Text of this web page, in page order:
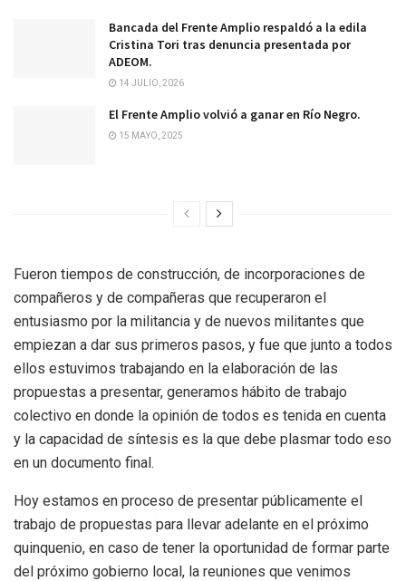
Bancada del Frente Amplio respaldó a la edila
Cristina Tori tras denuncia presentada por
ADEOM.
14 JULIO, 2026
El Frente Amplio volvió a ganar en Río Negro.
15 MAYO, 2025
Fueron tiempos de construcción, de incorporaciones de
compañeros y de compañeras que recuperaron el
entusiasmo por la militancia y de nuevos militantes que
empiezan a dar sus primeros pasos, y fue que junto a todos
ellos estuvimos trabajando en la elaboración de las
propuestas a presentar, generamos hábito de trabajo
colectivo en donde la opinión de todos es tenida en cuenta
y la capacidad de síntesis es la que debe plasmar todo eso
en un documento final.
Hoy estamos en proceso de presentar públicamente el
trabajo de propuestas para llevar adelante en el próximo
quinquenio, en caso de tener la oportunidad de formar parte
del próximo gobierno local, la reuniones que venimos